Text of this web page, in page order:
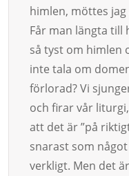
himlen, möttes jag
Får man längta till
så tyst om himlen
inte tala om
förlorad? Vi
och firar vår
att det är ”på
snarast som
verkligt. Men det